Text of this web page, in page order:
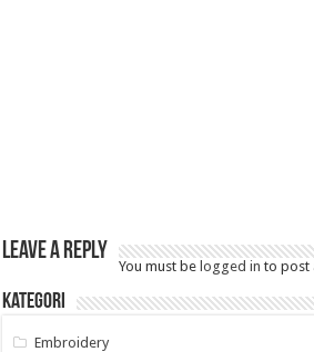
Leave a Reply
You must be logged in to post
Kategori
Embroidery